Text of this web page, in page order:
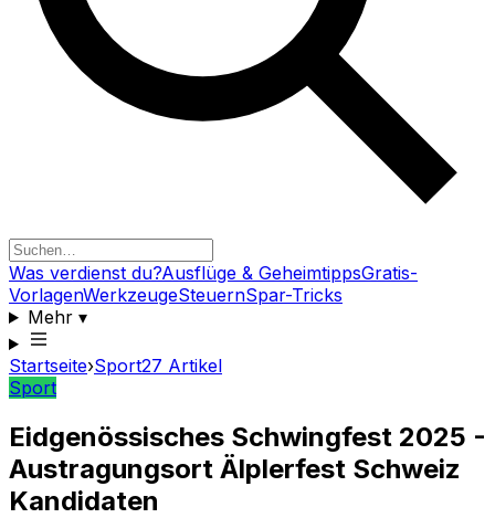
Was verdienst du?Ausflüge & GeheimtippsGratis-
VorlagenWerkzeugeSteuernSpar-Tricks
Mehr▾
Startseite›Sport27 Artikel
Sport
Eidgenössisches Schwingfest 2025 -
Austragungsort Älplerfest Schweiz
Kandidaten